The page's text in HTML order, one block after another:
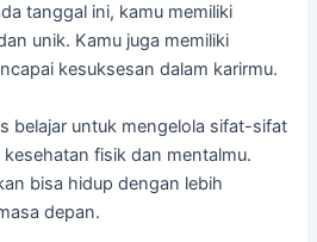
tanggal ini, kamu memiliki
unik. Kamu juga memiliki
kesuksesan dalam karirmu.
belajar untuk mengelola sifat-sifat
fisik dan mentalmu.
bisa hidup dengan lebih
depan.